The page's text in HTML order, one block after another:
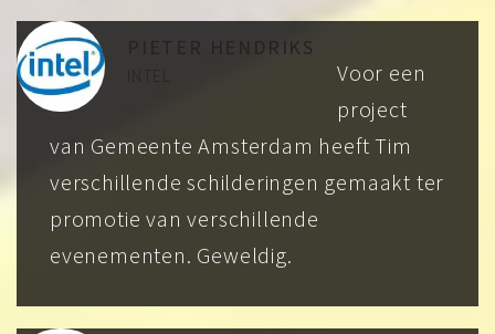
PIETER HENDRIKS
Voor een
project
van Gemeente Amsterdam heeft Tim
verschillende schilderingen gemaakt ter
promotie van verschillende
evenementen. Geweldig.